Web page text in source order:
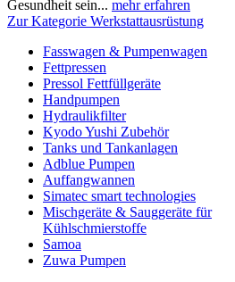
Gesundheit sein... mehr erfahren
Zur Kategorie Werkstattausrüstung
Fasswagen & Pumpenwagen
Fettpressen
Pressol Fettfüllgeräte
Handpumpen
Hydraulikfilter
Kyodo Yushi Zubehör
Tanks und Tankanlagen
Adblue Pumpen
Auffangwannen
Simatec smart technologies
Mischgeräte & Sauggeräte für
Kühlschmierstoffe
Samoa
Zuwa Pumpen